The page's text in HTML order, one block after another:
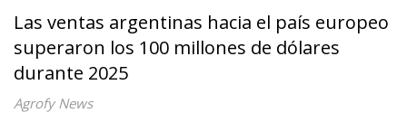
Las ventas argentinas hacia el país europeo
superaron los 100 millones de dólares
durante 2025
Agrofy News